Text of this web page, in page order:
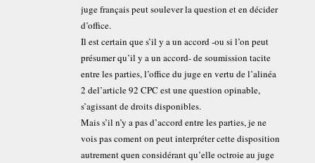
juge français peut soulever la question et en décider
d’office.
Il est certain que s’il y a un accord -ou si l’on peut
présumer qu’il y a un accord- de soumission tacite
entre les parties, l’office du juge en vertu de l’alinéa
2 del’article 92 CPC est une question opinable,
s’agissant de droits disponibles.
Mais s’il n’y a pas d’accord entre les parties, je ne
vois pas coment on peut interpréter cette disposition
autrement quen considérant qu’elle octroie au juge